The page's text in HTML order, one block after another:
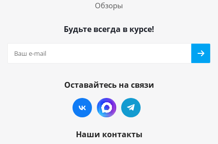
Обзоры
Будьте всегда в курсе!
Оставайтесь на связи
Наши контакты